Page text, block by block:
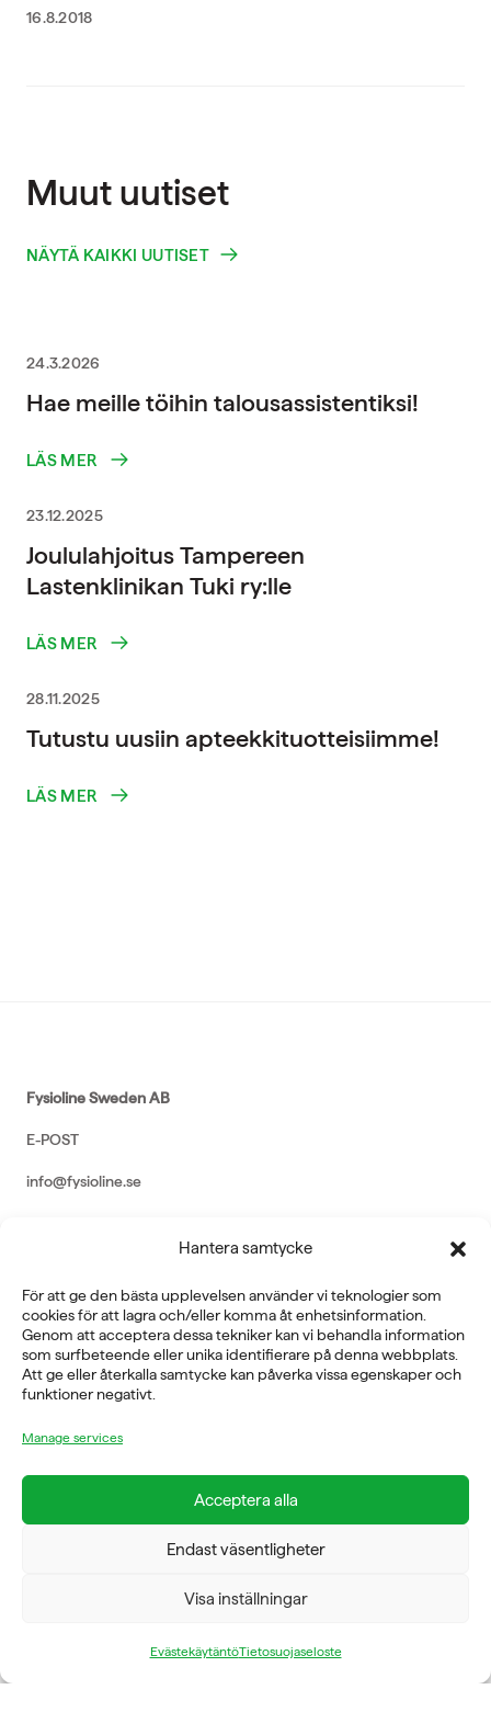
Hantera samtycke
För att ge den bästa upplevelsen använder vi teknologier som
cookies för att lagra och/eller komma åt enhetsinformation.
Genom att acceptera dessa tekniker kan vi behandla information
som surfbeteende eller unika identifierare på denna webbplats.
Att ge eller återkalla samtycke kan påverka vissa egenskaper och
funktioner negativt.
Manage services
Acceptera alla
Endast väsentligheter
Visa inställningar
EvästekäytäntöTietosuojaseloste
16.8.2018
Muut uutiset
NÄYTÄ KAIKKI UUTISET
24.3.2026
Hae meille töihin talousassistentiksi!
LÄS MER
23.12.2025
Joululahjoitus Tampereen
Lastenklinikan Tuki ry:lle
LÄS MER
28.11.2025
Tutustu uusiin apteekkituotteisiimme!
LÄS MER
Fysioline Sweden AB
E-POST
info@fysioline.se
ADRESS
Rosendalsvägen 18b, SE-14143 Huddinge
VERKSAMHETSOMRÅDEN
REHABILITERING
ICE POWER